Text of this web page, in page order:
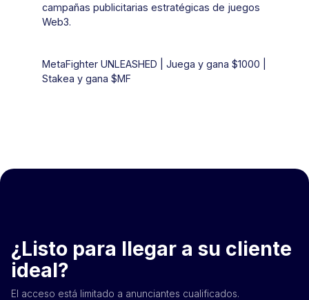
campañas publicitarias estratégicas de juegos
Web3.
MetaFighter UNLEASHED | Juega y gana $1000 |
Stakea y gana $MF
¿Listo para llegar a su cliente
ideal?
El acceso está limitado a anunciantes cualificados.